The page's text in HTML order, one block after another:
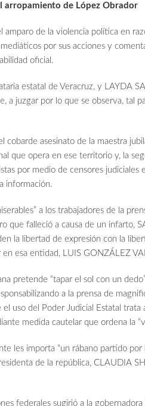
arropamiento de López Obrador
amparo de la violencia política en
por sus acciones y
oficial.
estatal de Veracruz, y LAYDA
a juzgar por lo que se observa, tal
cobarde asesinato de la maestra
que opera en ese territorio y, la
por medio de censores judiciales
información.
a los trabajadores de la
que falleció a causa de un infarto,
la libertad de expresión con la
esa entidad, LUIS GONZÁLEZ
pretende “tapar el sol con un
a la prensa de
uso del Poder Judicial Estatal
medida cautelar que ordena la
les importa “un rábano partido por
de la república, CLAUDIA
federales sugirió a la